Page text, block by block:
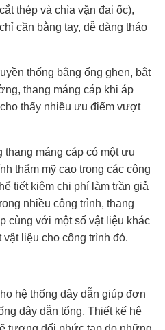
thép và chìa vặn đai ốc),
cần bằng tay, dễ dàng tháo
thống bằng ống ghen, bắt
thang máng cáp khi áp
thấy nhiều ưu điểm vượt
thang máng cáp có một ưu
thẩm mỹ cao trong các công
tiết kiệm chi phí làm trần giả
nhiều công trình, thang
cùng với một số vật liệu khác
liệu cho công trình đó.
hệ thống dây dẫn giúp đơn
dây dẫn tổng. Thiết kế hệ